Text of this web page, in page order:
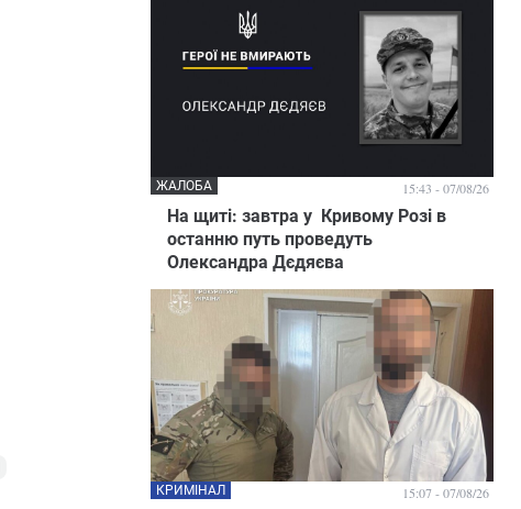
На щиті: завтра у Кривому Розі в
останню путь проведуть
Олександра Дєдяєва
ЖАЛОБА 15:43 - 07/08/26
КРИМІНАЛ 15:07 - 07/08/26